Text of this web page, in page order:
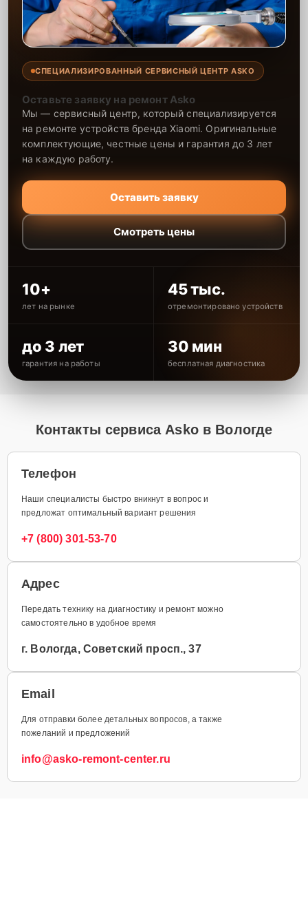
СПЕЦИАЛИЗИРОВАННЫЙ СЕРВИСНЫЙ ЦЕНТР ASKO
Оставьте заявку на ремонт Asko
Мы — сервисный центр, который специализируется
на ремонте устройств бренда Xiaomi. Оригинальные
комплектующие, честные цены и гарантия до 3 лет
на каждую работу.
Оставить заявку
Смотреть цены
10+
лет на рынке
45 тыс.
отремонтировано устройств
до 3 лет
гарантия на работы
30 мин
бесплатная диагностика
Контакты сервиса Asko в Вологде
Телефон
Наши специалисты быстро вникнут в вопрос и
предложат оптимальный вариант решения
+7 (800) 301-53-70
Адрес
Передать технику на диагностику и ремонт можно
самостоятельно в удобное время
г. Вологда, Советский просп., 37
Email
Для отправки более детальных вопросов, а также
пожеланий и предложений
info@asko-remont-center.ru